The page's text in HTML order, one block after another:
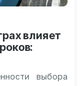
влияет
выбора